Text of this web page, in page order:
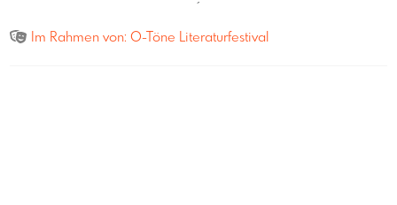
´
Im Rahmen von: O-Töne Literaturfestival